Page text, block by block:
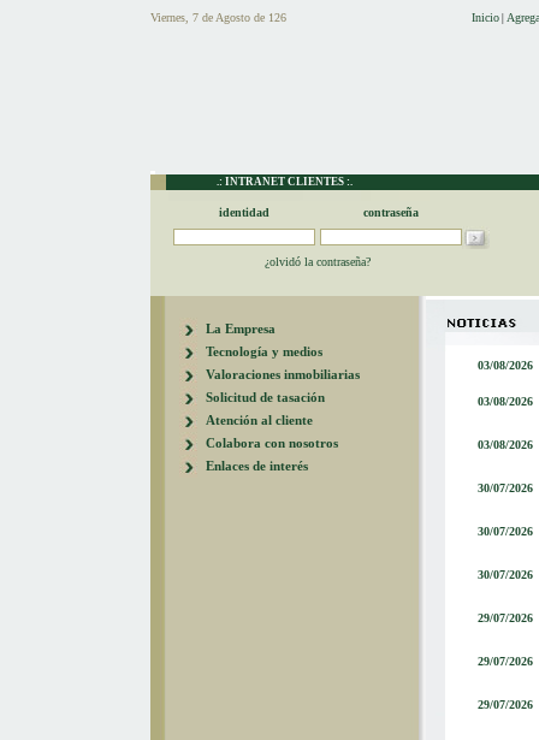
Viernes, 7 de Agosto de 126 Inicio|
.: INTRANET CLIENTES :.
identidad contraseña
¿olvidó la contraseña?
La Empresa
Tecnología y medios
Valoraciones inmobiliarias
Solicitud de tasación
Atención al cliente
Colabora con nosotros
Enlaces de interés
03/08/2026
03/08/2026
03/08/2026
30/07/2026
30/07/2026
30/07/2026
29/07/2026
29/07/2026
29/07/2026